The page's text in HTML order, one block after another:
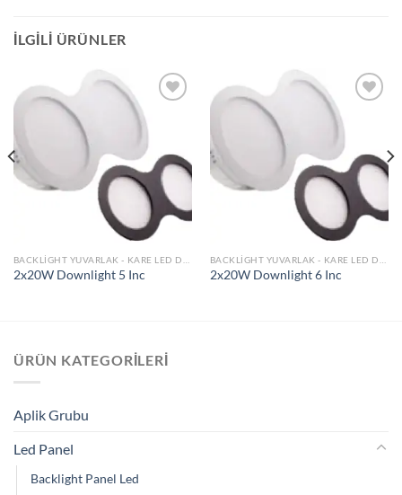
İLGILI ÜRÜNLER
2x20W Downlight 5 Inc 2x20W Downlight 6 Inc
ÜRÜN KATEGORILERI
Aplik Grubu
Led Panel
Backlight Panel Led